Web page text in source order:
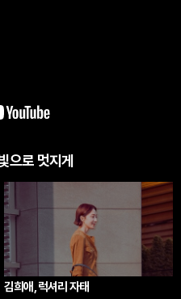
으로 멋지게
김희애, 럭셔리 자태